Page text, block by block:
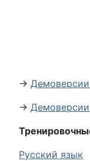
→
→
Русский язык